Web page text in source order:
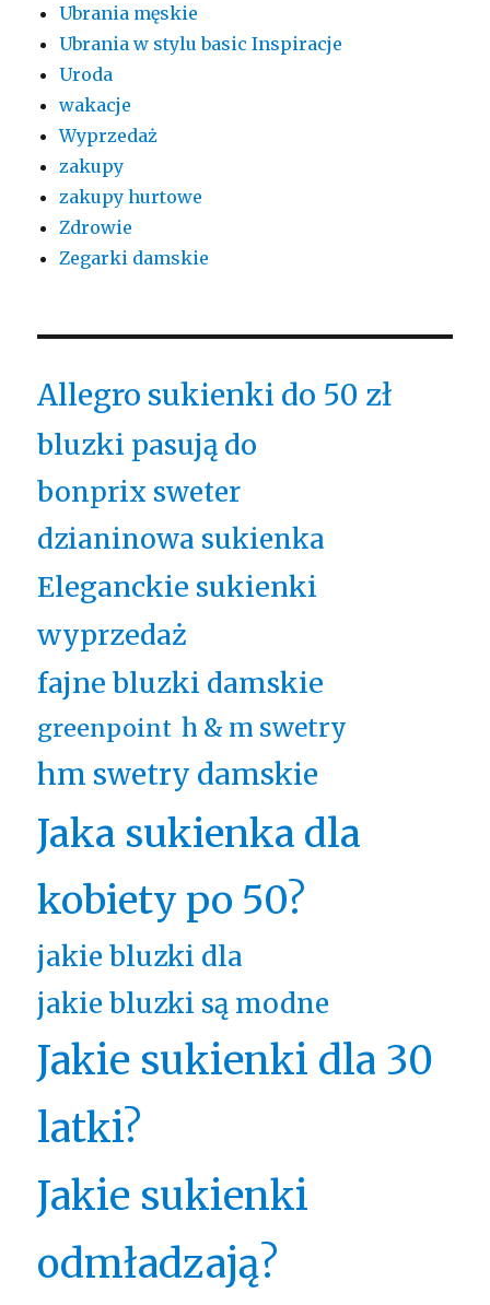
Ubrania męskie
Ubrania w stylu basic Inspiracje
Uroda
wakacje
Wyprzedaż
zakupy
zakupy hurtowe
Zdrowie
Zegarki damskie
Allegro sukienki do 50 zł
bluzki pasują do
bonprix sweter
dzianinowa sukienka
Eleganckie sukienki
wyprzedaż
fajne bluzki damskie
greenpoint h & m swetry
hm swetry damskie
Jaka sukienka dla
kobiety po 50?
jakie bluzki dla
jakie bluzki są modne
Jakie sukienki dla 30
latki?
Jakie sukienki
odmładzają?